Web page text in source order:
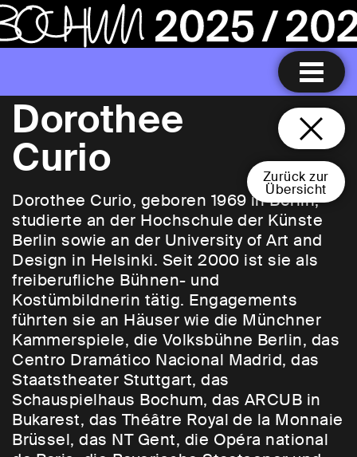
Zurück zur
Übersicht
Dorothee
Curio
Dorothee Curio, geboren 1969 in Berlin,
studierte an der Hochschule der Künste
Berlin sowie an der University of Art and
Design in Helsinki. Seit 2000 ist sie als
freiberufliche Bühnen- und
Kostümbildnerin tätig. Engagements
führten sie an Häuser wie die Münchner
Kammerspiele, die Volksbühne Berlin, das
Centro Dramático Nacional Madrid, das
Staatstheater Stuttgart, das
Schauspielhaus Bochum, das ARCUB in
Bukarest, das Théâtre Royal de la Monnaie
Brüssel, das NT Gent, die Opéra national